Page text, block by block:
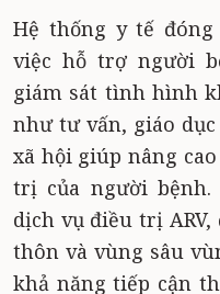
Hệ thống y tế
việc hỗ trợ người
giám sát tình hình
như tư vấn, giáo
xã hội giúp nâng
trị của người bệnh.
dịch vụ điều trị
thôn và vùng sâu
khả năng tiếp cận